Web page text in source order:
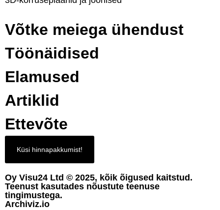
Võtke meiega ühendust
Töönäidised
Elamused
Artiklid
Ettevõte
Küsi hinnapakkumist!
Oy Visu24 Ltd © 2025, kõik õigused kaitstud.
Teenust kasutades nõustute teenuse
tingimustega.
Archiviz.io